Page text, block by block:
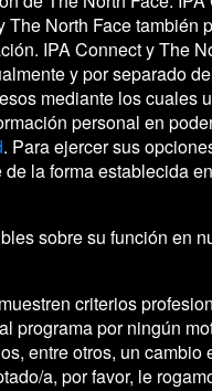
North Face también
IPA Connect y The
y por separado
mediante los cuales
personal en
. Para ejercer sus
la forma establecida
sobre su función en
criterios
programa por ningún
entre otros, un cambio
a, por favor, le